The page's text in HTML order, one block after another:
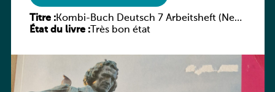
Titre :Kombi-Buch Deutsch 7 Arbeitsheft (Neue
Ausgabe Luxemburg)
État du livre :Très bon état